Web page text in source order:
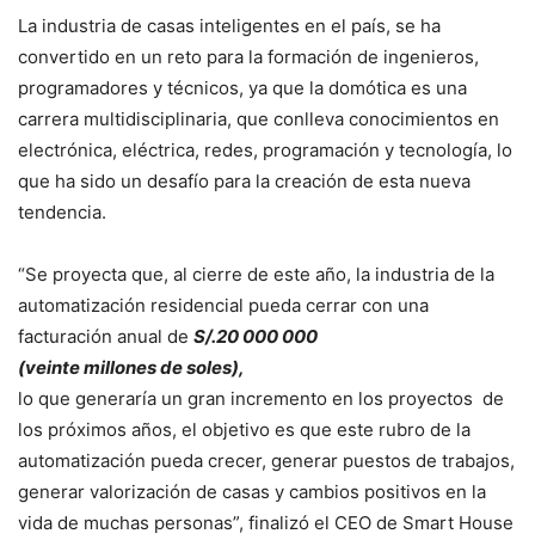
La industria de casas inteligentes en el país, se ha
convertido en un reto para la formación de ingenieros,
programadores y técnicos, ya que la domótica es una
carrera multidisciplinaria, que conlleva conocimientos en
electrónica, eléctrica, redes, programación y tecnología, lo
que ha sido un desafío para la creación de esta nueva
tendencia.
“Se proyecta que, al cierre de este año, la industria de la
automatización residencial pueda cerrar con una
facturación anual de S/.20 000 000
(veinte millones de soles),
lo que generaría un gran incremento en los proyectos de
los próximos años, el objetivo es que este rubro de la
automatización pueda crecer, generar puestos de trabajos,
generar valorización de casas y cambios positivos en la
vida de muchas personas”, finalizó el CEO de Smart House